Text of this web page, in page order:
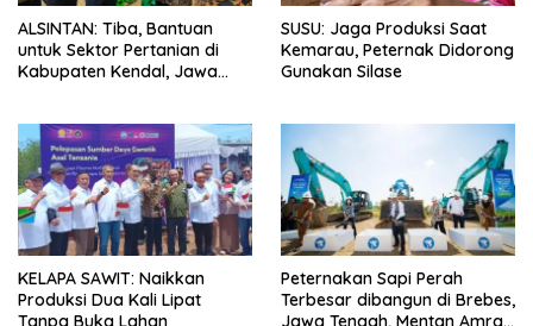
ALSINTAN: Tiba, Bantuan
untuk Sektor Pertanian di
Kabupaten Kendal, Jawa
SUSU: Jaga Produksi Saat
Kemarau, Peternak Didorong
Gunakan Silase
KELAPA SAWIT: Naikkan
Produksi Dua Kali Lipat
Tanpa Buka Lahan
Peternakan Sapi Perah
Terbesar dibangun di Brebes,
Jawa Tengah, Mentan Amran